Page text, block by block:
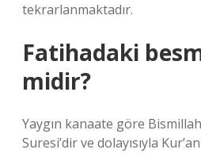
tekrarlanmaktadır.
Fatihadaki
midir?
Yaygın kanaate göre
Suresi’dir ve dolayısıyla